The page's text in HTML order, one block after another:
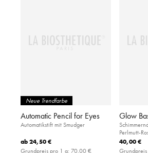
Neue Trendfarbe
Automatic Pencil for Eyes
Automatikstift mit Smudger
ab24,50 €
Grundpreis pro 1 g: 70,00 €
Glow
Perlmutt-
40,00 €